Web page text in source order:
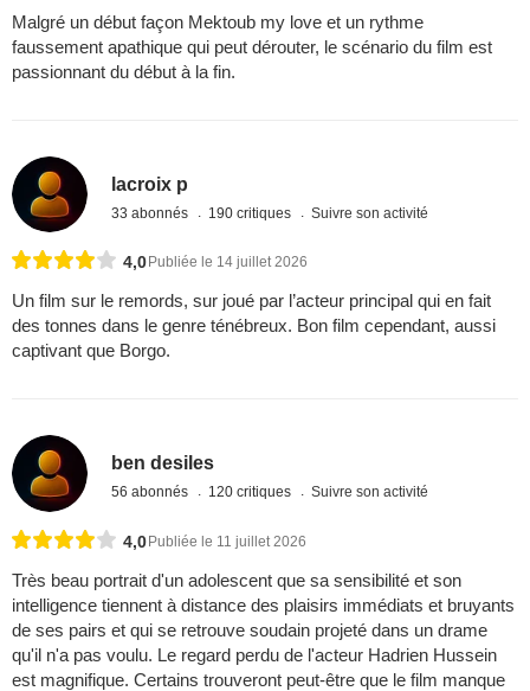
Malgré un début façon Mektoub my love et un rythme
faussement apathique qui peut dérouter, le scénario du film est
passionnant du début à la fin.
lacroix p
33 abonnés 190 critiques Suivre son activité
4,0 Publiée le 14 juillet 2026
Un film sur le remords, sur joué par l’acteur principal qui en fait
des tonnes dans le genre ténébreux. Bon film cependant, aussi
captivant que Borgo.
ben desiles
56 abonnés 120 critiques Suivre son activité
4,0Publiée le 11 juillet 2026
Très beau portrait d'un adolescent que sa sensibilité et son
intelligence tiennent à distance des plaisirs immédiats et bruyants
de ses pairs et qui se retrouve soudain projeté dans un drame
qu'il n'a pas voulu. Le regard perdu de l'acteur Hadrien Hussein
est magnifique. Certains trouveront peut-être que le film manque